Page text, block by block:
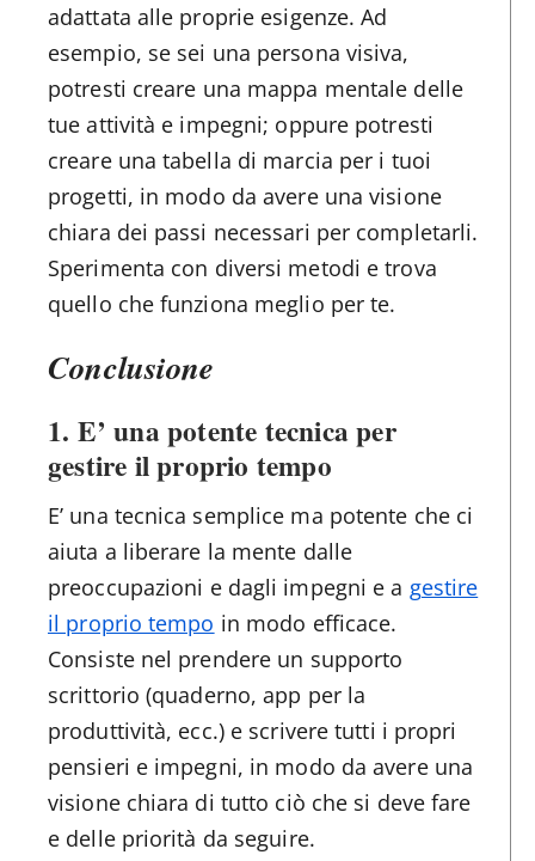
adattata alle proprie esigenze. Ad
esempio, se sei una persona visiva,
potresti creare una mappa mentale delle
tue attività e impegni; oppure potresti
creare una tabella di marcia per i tuoi
progetti, in modo da avere una visione
chiara dei passi necessari per completarli.
Sperimenta con diversi metodi e trova
quello che funziona meglio per te.
Conclusione
1. E’ una potente tecnica per
gestire il proprio tempo
E’ una tecnica semplice ma potente che ci
aiuta a liberare la mente dalle
preoccupazioni e dagli impegni e a gestire
il proprio tempo in modo efficace.
Consiste nel prendere un supporto
scrittorio (quaderno, app per la
produttività, ecc.) e scrivere tutti i propri
pensieri e impegni, in modo da avere una
visione chiara di tutto ciò che si deve fare
e delle priorità da seguire.